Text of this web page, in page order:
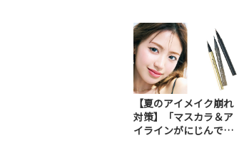
【夏のアイメイク崩れ
対策】「マスカラ＆ア
イラインがにじんで目